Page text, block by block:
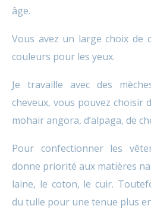
âge.
Vous avez un large choix de
couleurs pour les yeux.
Je travaille avec des
cheveux, vous pouvez choisir
mohair angora, d’alpaga, de
Pour confectionner les
donne priorité aux matières
laine, le coton, le cuir.
du tulle pour une tenue plus